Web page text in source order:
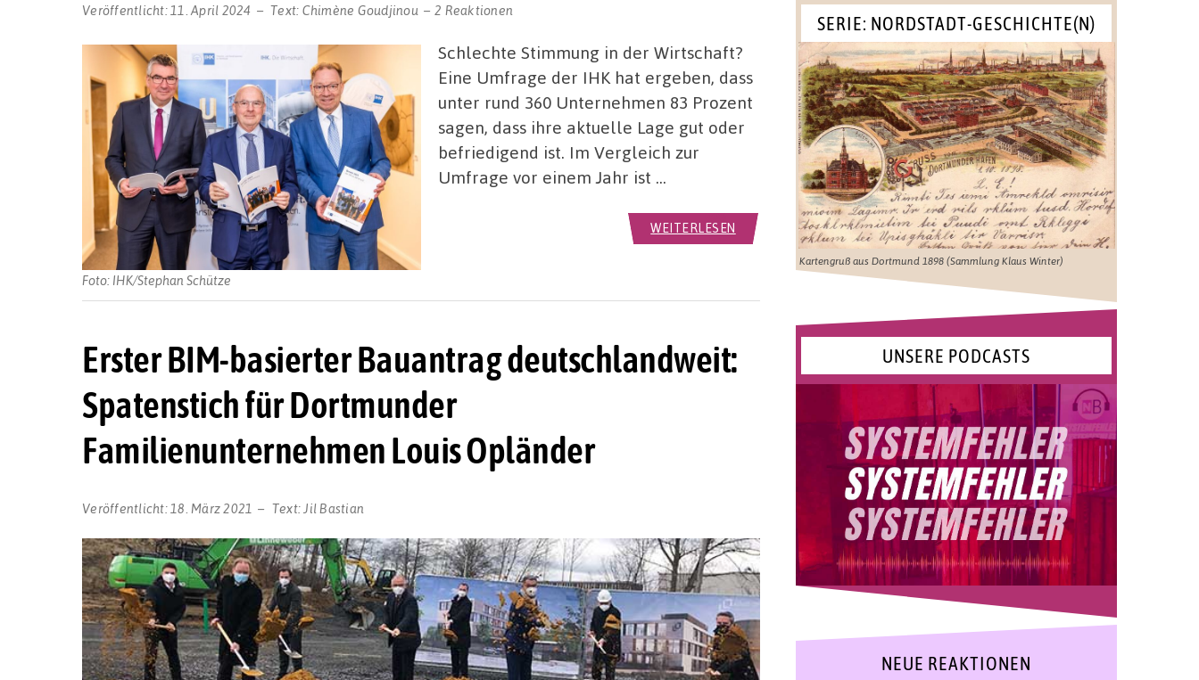
Veröffentlicht: 11. April 2024 Text: Chimène Goudjinou 2 Reaktionen
Foto: IHK/Stephan Schütze
Schlechte Stimmung in der Wirtschaft?
Eine Umfrage der IHK hat ergeben, dass
unter rund 360 Unternehmen 83 Prozent
sagen, dass ihre aktuelle Lage gut oder
befriedigend ist. Im Vergleich zur
Umfrage vor einem Jahr ist …
WEITERLESEN
Erster BIM-basierter Bauantrag deutschlandweit:
Spatenstich für Dortmunder
Familienunternehmen Louis Opländer
Veröffentlicht: 18. März 2021 Text: Jil Bastian
SERIE: NORDSTADT-GESCHICHTE(N)
Kartengruß aus Dortmund 1898 (Sammlung Klaus Winter)
UNSERE PODCASTS
NEUE REAKTIONEN